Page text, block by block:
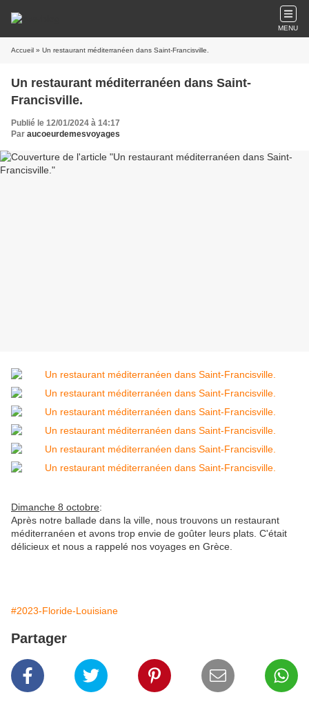
MENU
Accueil » Un restaurant méditerranéen dans Saint-Francisville.
Un restaurant méditerranéen dans Saint-
Francisville.
Publié le 12/01/2024 à 14:17
Par aucoeurdemesvoyages
Dimanche 8 octobre:
Après notre ballade dans la ville, nous trouvons un restaurant
méditerranéen et avons trop envie de goûter leurs plats. C'était
délicieux et nous a rappelé nos voyages en Grèce.
#2023-Floride-Louisiane
Partager